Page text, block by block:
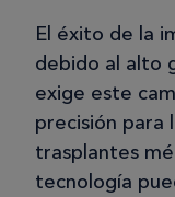
El éxito de la
debido al alto
exige este
precisión para
trasplantes
tecnología